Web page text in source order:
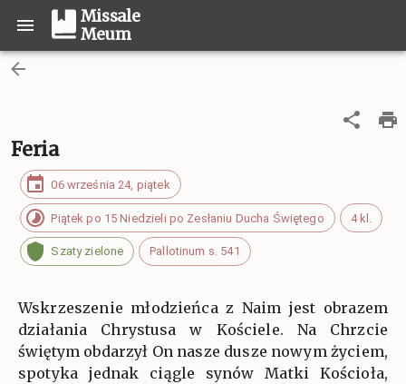
Missale
Meum
Feria
06 września 24, piątek
Piątek po 15 Niedzieli po Zesłaniu Ducha Świętego 4 kl.
Szaty zielone Pallotinum s. 541
Wskrzeszenie młodzieńca z Naim jest obrazem
działania Chrystusa w Kościele. Na Chrzcie
świętym obdarzył On nasze dusze nowym życiem,
spotyka jednak ciągle synów Matki Kościoła,